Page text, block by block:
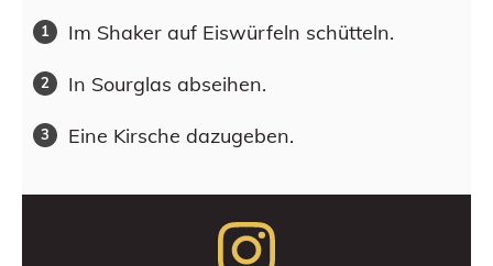
Im Shaker auf Eiswürfeln schütteln.
In Sourglas abseihen.
Eine Kirsche dazugeben.